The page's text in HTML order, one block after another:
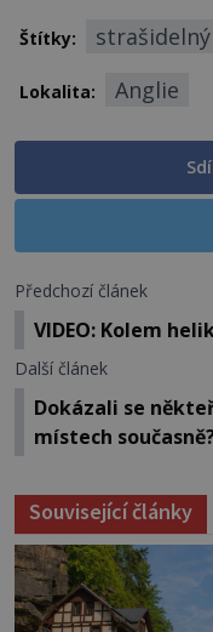
Štítky:
Lokalita: Anglie
Předchozí článek
VIDEO: Kolem
Další článek
Dokázali se
místech
Související články